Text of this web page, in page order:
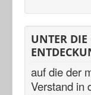
UNTER DIE
auf die der
Verstand in